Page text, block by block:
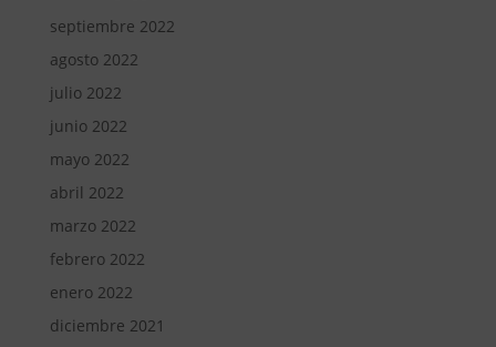
septiembre 2022
agosto 2022
julio 2022
junio 2022
mayo 2022
abril 2022
marzo 2022
febrero 2022
enero 2022
diciembre 2021